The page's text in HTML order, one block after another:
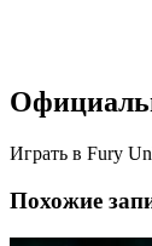
Играть в Fury
Похожие